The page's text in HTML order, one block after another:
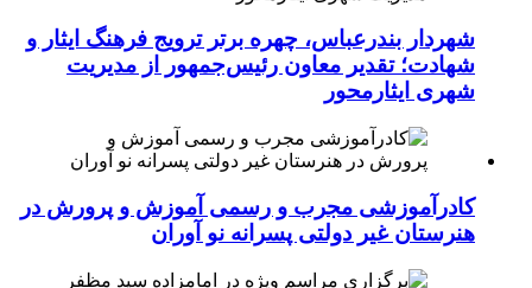
شهردار بندرعباس، چهره برتر ترویج فرهنگ ایثار و
شهادت؛ تقدیر معاون رئیس‌جمهور از مدیریت
شهری ایثارمحور
کادرآموزشی مجرب و رسمی آموزش و پرورش در
هنرستان غیر دولتی پسرانه نو آوران